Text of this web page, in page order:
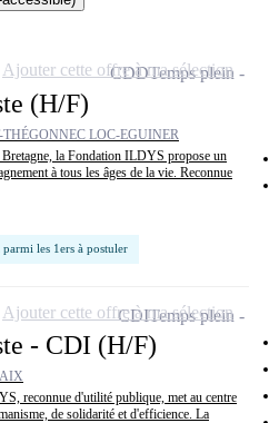
(H/F)
LOC-EGUINER
Bretagne, la Fondation ILDYS propose un
à tous les âges de la vie. Reconnue
parmi les 1ers à postuler
CDDTemps plein
Ajouter cette offre à ma sélection
- CDI (H/F)
reconnue d'utilité publique, met au centre
de solidarité et d'efficience. La
CDITemps plein
Ajouter cette offre à ma sélection